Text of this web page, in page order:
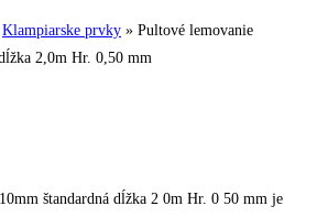
Klampiarske prvky » Pultové lemovanie
2,0m Hr. 0,50 mm
štandardná dĺžka 2 0m Hr. 0 50 mm je